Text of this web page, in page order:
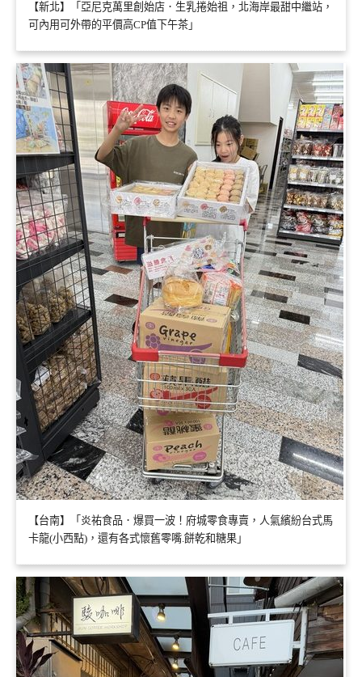
【新北】「亞尼克萬里創始店．生乳捲始祖，北海岸最甜中繼站，
可內用可外帶的平價高CP值下午茶」
【台南】「炎祐食品．爆買一波！府城零食專賣，人氣繽紛台式馬
卡龍(小西點)，還有各式懷舊零嘴.餅乾和糖果」